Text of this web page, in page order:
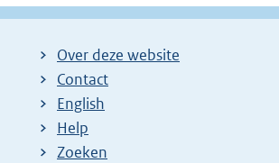
Over deze website
Contact
English
Help
Zoeken